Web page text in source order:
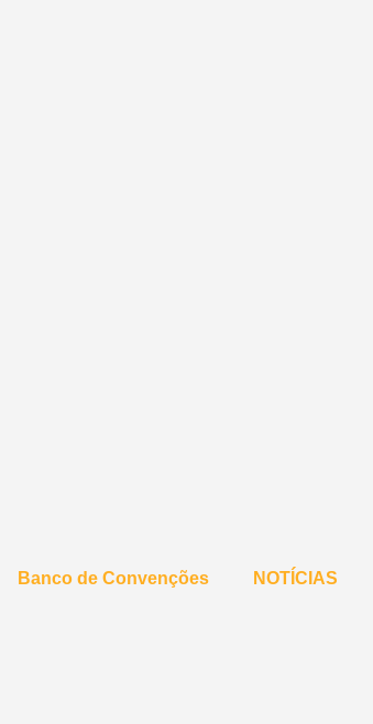
Banco de Convenções NOTÍCIAS